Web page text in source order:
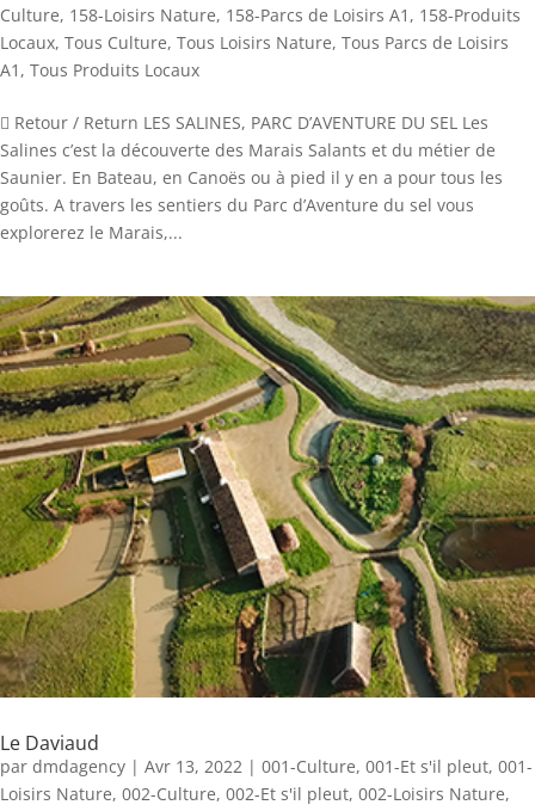
Culture, 158-Loisirs Nature, 158-Parcs de Loisirs A1 , 158-Produits
Locaux, Tous Culture, Tous Loisirs Nature, Tous Parcs de Loisirs
A1 , Tous Produits Locaux
 Retour / Return LES SALINES, PARC D’AVENTURE DU SEL Les
Salines c’est la découverte des Marais Salants et du métier de
Saunier. En Bateau, en Canoës ou à pied il y en a pour tous les
goûts. A travers les sentiers du Parc d’Aventure du sel vous
explorerez le Marais,...
Le Daviaud
par dmdagency | Avr 13, 2022 | 001-Culture, 001-Et s'il pleut, 001-
Loisirs Nature, 002-Culture, 002-Et s'il pleut, 002-Loisirs Nature,